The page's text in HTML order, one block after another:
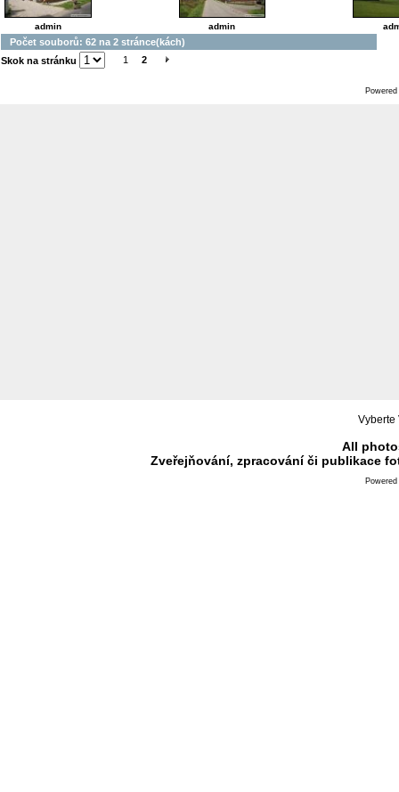
admin admin
Počet souborů: 62 na 2 stránce(kách)
Skok na stránku
1 2
Vyberte
All
Zveřejňování, zpracování či publikace